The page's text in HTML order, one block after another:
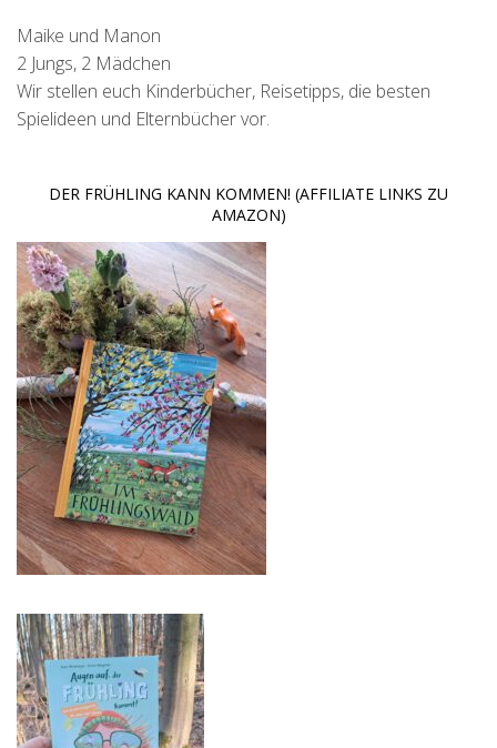
Maike und Manon
2 Jungs, 2 Mädchen
Wir stellen euch Kinderbücher, Reisetipps, die besten
Spielideen und Elternbücher vor.
DER FRÜHLING KANN KOMMEN! (AFFILIATE LINKS ZU
AMAZON)